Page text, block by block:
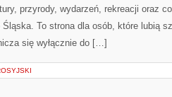
przyrody, wydarzeń, rekreacji oraz
To strona dla osób, które lubią
się wyłącznie do […]